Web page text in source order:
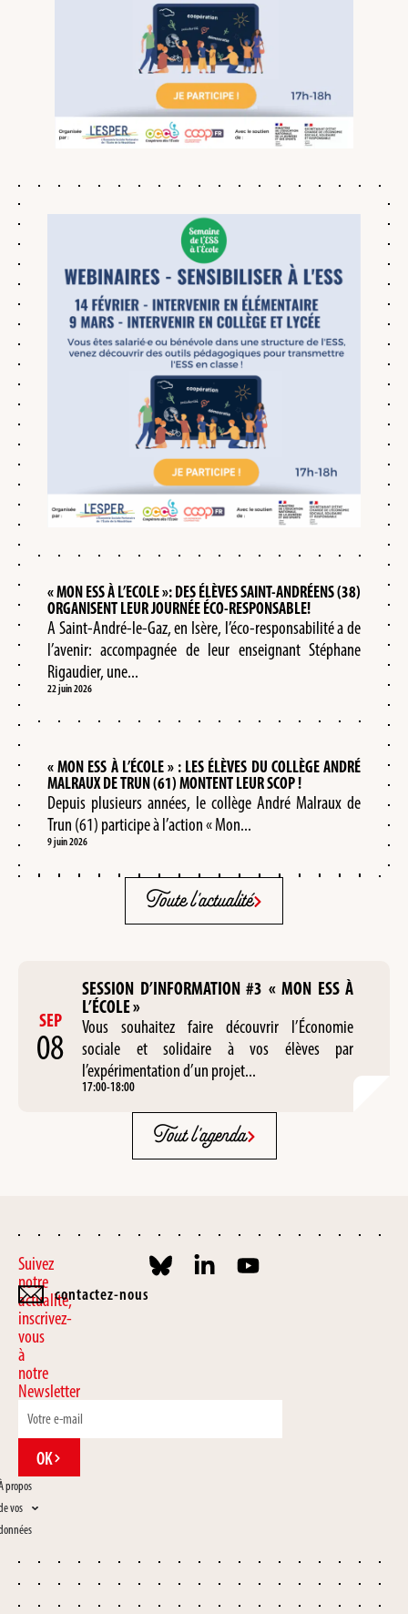
« MON ESS À L’ECOLE »: DES ÉLÈVES SAINT-ANDRÉENS (38)
ORGANISENT LEUR JOURNÉE ÉCO-RESPONSABLE!
A Saint-André-le-Gaz, en Isère, l’éco-responsabilité a de
l’avenir: accompagnée de leur enseignant Stéphane
Rigaudier, une...
22 juin 2026
« MON ESS À L’ÉCOLE » : LES ÉLÈVES DU COLLÈGE ANDRÉ
MALRAUX DE TRUN (61) MONTENT LEUR SCOP !
Depuis plusieurs années, le collège André Malraux de
Trun (61) participe à l’action « Mon...
9 juin 2026
Toute l'actualité
SEP
08
SESSION D’INFORMATION #3 « MON ESS À
L’ÉCOLE »
Vous souhaitez faire découvrir l’Économie
sociale et solidaire à vos élèves par
l’expérimentation d’un projet...
17:00-18:00
Tout l'agenda
Suivez
notre
actualité,
inscrivez-
vous
à
notre
Newsletter
OK
propos
vos
contactez-nous